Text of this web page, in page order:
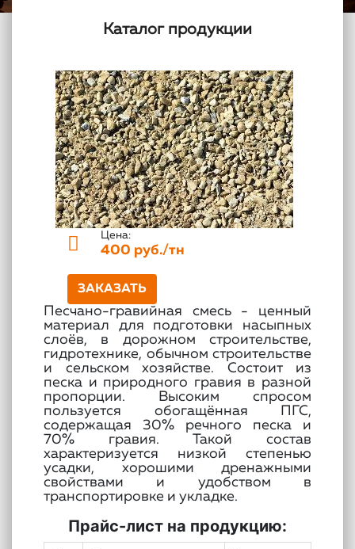
Каталог продукции
Цена:
400 руб./тн
ЗАКАЗАТЬ
Песчано-гравийная смесь - ценный
материал для подготовки насыпных
слоёв, в дорожном строительстве,
гидротехнике, обычном строительстве
и сельском хозяйстве. Состоит из
песка и природного гравия в разной
пропорции. Высоким спросом
пользуется обогащённая ПГС,
содержащая 30% речного песка и
70% гравия. Такой состав
характеризуется низкой степенью
усадки, хорошими дренажными
свойствами и удобством в
транспортировке и укладке.
Прайс-лист на продукцию: